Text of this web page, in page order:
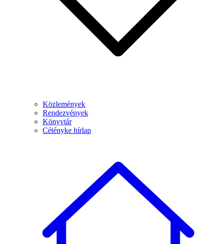
Közlemények
Rendezvények
Könyvtár
Cétényke hírlap